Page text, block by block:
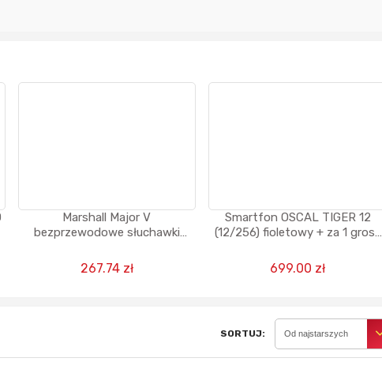
Marshall Major V
bezprzewodowe słuchawki
odtwarzania - czarne
267.74 zł
Smartfon OSCAL TIGER 12
(12/256) fioletowy + za 1 grosz
699.00 zł
SORTUJ: Od najstarszych
Sferis - czemu odstrasza?